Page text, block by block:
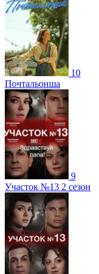
10
Почтальонша
9
Участок №13 2 сезон